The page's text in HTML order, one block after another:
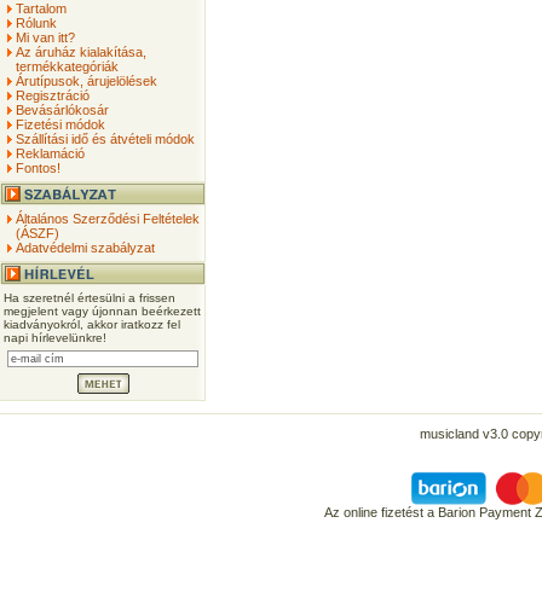
Tartalom
Rólunk
Mi van itt?
Az áruház kialakítása,
termékkategóriák
Árutípusok, árujelölések
Regisztráció
Bevásárlókosár
Fizetési módok
Szállítási idő és átvételi módok
Reklamáció
Fontos!
Általános Szerződési Feltételek
(ÁSZF)
Adatvédelmi szabályzat
Ha szeretnél értesülni a frissen
megjelent vagy újonnan beérkezett
kiadványokról, akkor iratkozz fel
napi hírlevelünkre!
musicland v3.0
Az online fizetést a Barion Payment